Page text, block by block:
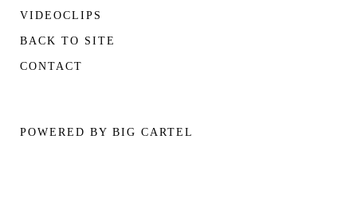
VIDEOCLIPS
BACK TO SITE
CONTACT
POWERED BY BIG CARTEL